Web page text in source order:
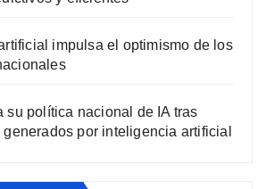
impulsa el optimismo de los
su política nacional de IA tras
por inteligencia artificial